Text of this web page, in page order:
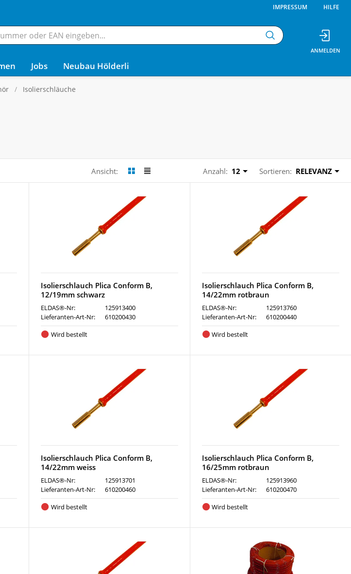
IMPRESSUM HILFE
Jobs Neubau Hölderli
Isolierschläuche
Ansicht: Anzahl: 12 Sortieren: RELEVANZ
Isolierschlauch Plica Conform B,
12/19mm schwarz
ELDAS®-Nr:
125913400
Lieferanten-Art-Nr:
610200430
Wird bestellt
Isolierschlauch Plica Conform B,
14/22mm rotbraun
ELDAS®-Nr:
125913760
Lieferanten-Art-Nr:
610200440
Wird bestellt
Isolierschlauch Plica Conform B,
14/22mm weiss
ELDAS®-Nr:
125913701
Lieferanten-Art-Nr:
610200460
Wird bestellt
Isolierschlauch Plica Conform B,
16/25mm rotbraun
ELDAS®-Nr:
125913960
Lieferanten-Art-Nr:
610200470
Wird bestellt